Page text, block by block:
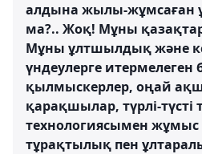
алдына жылы-жұмсаған
ма?.. Жоқ! Мұны
Мұны ұлтшылдық және
үндеулерге итермелеген
қылмыскерлер, оңай
қарақшылар, түрлі-түсті
технологиясымен жұмыс
тұрақтылық пен